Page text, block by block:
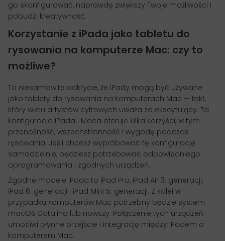
go skonfigurować, naprawdę zwiększy Twoje możliwości i
pobudzi kreatywność.
Korzystanie z iPada jako tabletu do
rysowania na komputerze Mac: czy to
możliwe?
To niesamowite odkrycie, że iPady mogą być używane
jako tablety do rysowania na komputerach Mac — fakt,
który wielu artystów cyfrowych uważa za ekscytujący. Ta
konfiguracja iPada i Maca oferuje kilka korzyści, w tym
przenośność, wszechstronność i wygodę podczas
rysowania. Jeśli chcesz wypróbować tę konfigurację
samodzielnie, będziesz potrzebować odpowiedniego
oprogramowania i zgodnych urządzeń.
Zgodne modele iPada to iPad Pro, iPad Air 3. generacji,
iPad 6. generacji i iPad Mini 5. generacji. Z kolei w
przypadku komputerów Mac potrzebny będzie system
macOS Catalina lub nowszy. Połączenie tych urządzeń
umożliwi płynne przejście i integrację między iPadem a
komputerem Mac.